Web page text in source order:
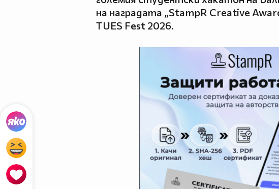
на наградата „StampR Creative
TUES Fest 2026.